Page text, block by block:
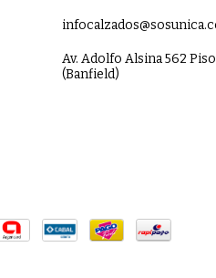
Av. Adolfo Alsina 562
(Banfield)